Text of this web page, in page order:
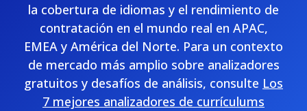
la cobertura de idiomas y el rendimiento de
contratación en el mundo real en APAC,
EMEA y América del Norte. Para un contexto
de mercado más amplio sobre analizadores
gratuitos y desafíos de análisis, consulte Los
7 mejores analizadores de currículums